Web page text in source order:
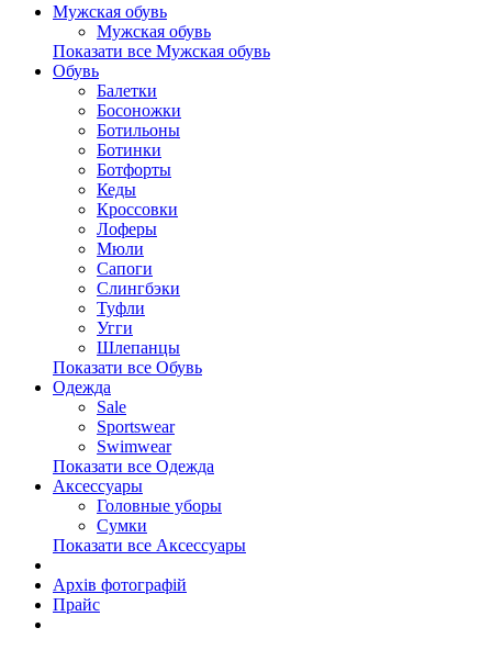
Мужская обувь
Мужская обувь
Показати все Мужская обувь
Обувь
Балетки
Босоножки
Ботильоны
Ботинки
Ботфорты
Кеды
Кроссовки
Лоферы
Мюли
Сапоги
Слингбэки
Туфли
Угги
Шлепанцы
Показати все Обувь
Одежда
Sale
Sportswear
Swimwear
Показати все Одежда
Аксессуары
Головные уборы
Сумки
Показати все Аксессуары
Архів фотографій
Прайс